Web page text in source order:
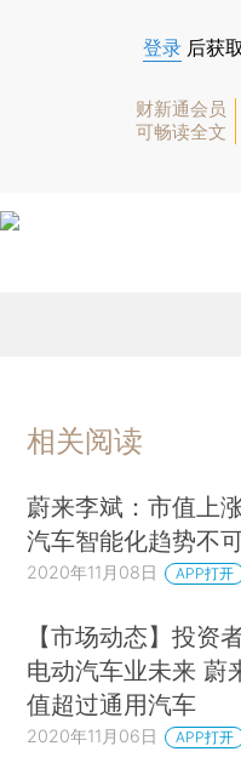
登录 后获
财新通会员
可畅读全文
相关阅读
蔚来李斌：市值上
汽车智能化趋势不
2020年11月08日 APP打开
【市场动态】投资
电动汽车业未来 蔚
值超过通用汽车
2020年11月06日 APP打开